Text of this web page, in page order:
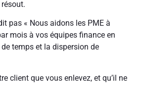
pas « Nous aidons les PME à
mois à vos équipes finance en
temps et la dispersion de
client que vous enlevez, et qu’il ne